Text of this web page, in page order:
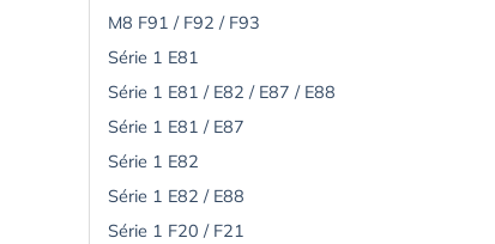
M8 F91 / F92 / F93
Série 1 E81
Série 1 E81 / E82 / E87 / E88
Série 1 E81 / E87
Série 1 E82
Série 1 E82 / E88
Série 1 F20 / F21